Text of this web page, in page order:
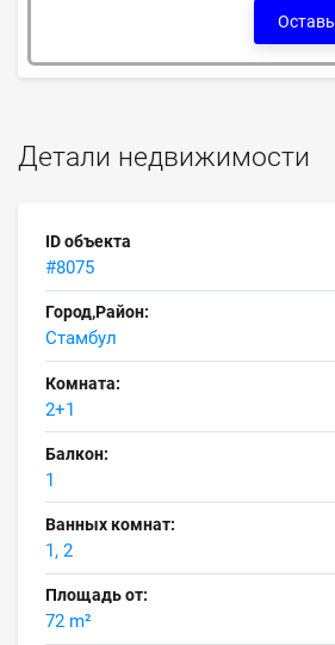
Детали недвижимости
ID объекта
#8075
Город,Район:
Стамбул
Комната:
2+1
Балкон:
1
Ванных комнат:
1, 2
Площадь от:
72 m²